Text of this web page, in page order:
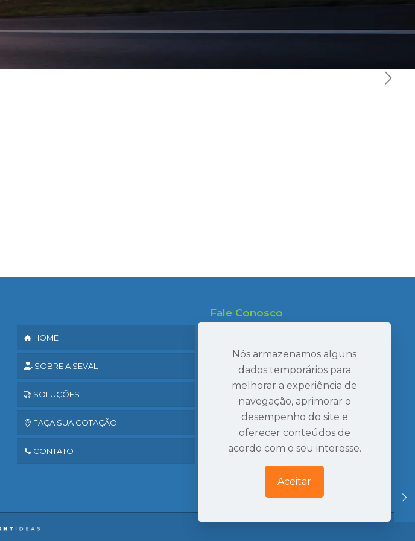
HOME
SOBRE A SEVAL
SOLUÇÕES
FAÇA SUA COTAÇÃO
CONTATO
Fale Conosco
47 3407-2269
seval@sevaltransportes.com.br
Rod. dos Móveis, 2060, Sala 05
Mato Preto, São Bento do Sul | SC
Ver Localização
Nós armazenamos alguns
dados temporários para
melhorar a experiência de
navegação, aprimorar o
desempenho do site e
oferecer conteúdos de
acordo com o seu interesse.
Aceitar